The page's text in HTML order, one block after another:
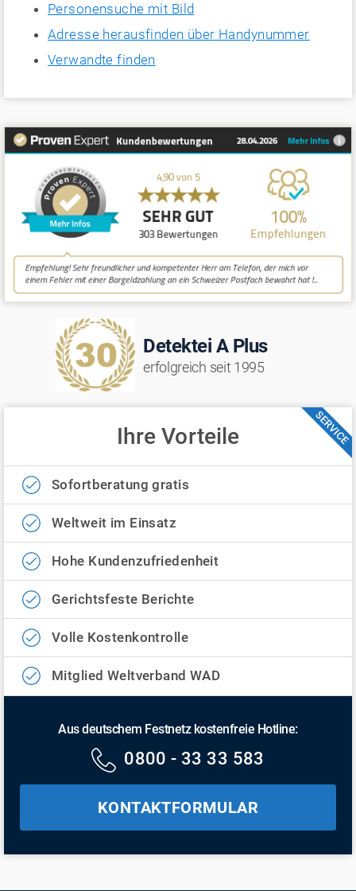
Personensuche mit Bild
Adresse herausfinden über Handynummer
Verwandte finden
Detektei A Plus
erfolgreich seit 1995
SERVICE
Ihre Vorteile
Sofortberatung gratis
Weltweit im Einsatz
Hohe Kundenzufriedenheit
Gerichtsfeste Berichte
Volle Kostenkontrolle
Mitglied Weltverband WAD
Aus deutschem Festnetz kostenfreie Hotline:
0800 - 33 33 583
KONTAKTFORMULAR